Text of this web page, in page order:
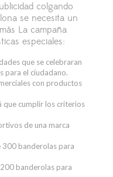
colgando
se necesita un
La campaña
especiales:
que se celebraran
s para el ciudadano.
con productos
que cumplir los criterios
de una marca
300 banderolas para
banderolas para